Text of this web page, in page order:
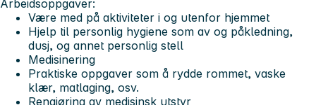
Arbeidsoppgaver:
Være med på aktiviteter i og utenfor hjemmet
Hjelp til personlig hygiene som av og påkledning,
dusj, og annet personlig stell
Medisinering
Praktiske oppgaver som å rydde rommet, vaske
klær, matlaging, osv.
Rengjøring av medisinsk utstyr